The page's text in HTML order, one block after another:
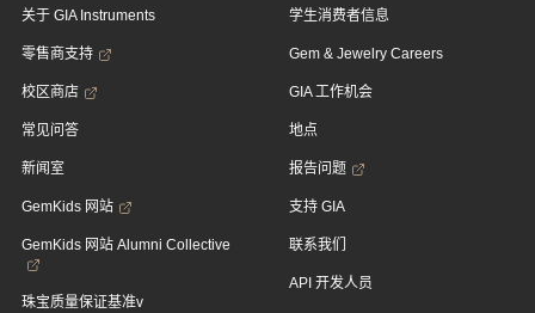
关于 GIA Instruments
零售商支持
校区商店
常见问答
新闻室
GemKids 网站
GemKids 网站 Alumni Collective
珠宝质量保证基准v
学生消费者信息
Gem & Jewelry Careers
GIA 工作机会
地点
报告问题
支持 GIA
联系我们
API 开发人员